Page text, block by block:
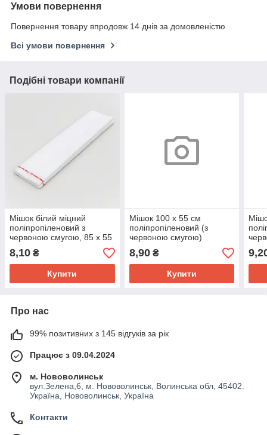
Умови повернення
Повернення товару впродовж 14 днів за домовленістю
Всі умови повернення
Подібні товари компанії
Мішок білий міцний
поліпропіленовий з
червоною смугою, 85 х 55
см
8,10 ₴
Купити
Мішок 100 х 55 см
поліпропіленовий (з
червоною смугою)
8,90₴
Купити
Про нас
99% позитивних з 145 відгуків за рік
Працює з 09.04.2024
м. Нововолинськ
вул.Зелена,6, м. Нововолинськ, Волинська обл, 45402.
Україна, Нововолинськ, Україна
Контакти